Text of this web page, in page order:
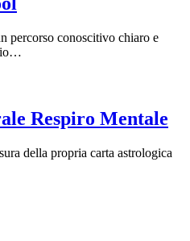
percorso conoscitivo chiaro e
Respiro Mentale
della propria carta astrologica